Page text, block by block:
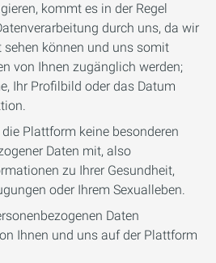
kommt es in der Regel
durch uns, da wir
sehen können und uns somit
von Ihnen zugänglich werden;
Ihr Profilbild oder das Datum
Plattform keine besonderen
Daten mit, also
zu Ihrer Gesundheit,
oder Ihrem Sexualleben.
Daten
Ihnen und uns auf der Plattform